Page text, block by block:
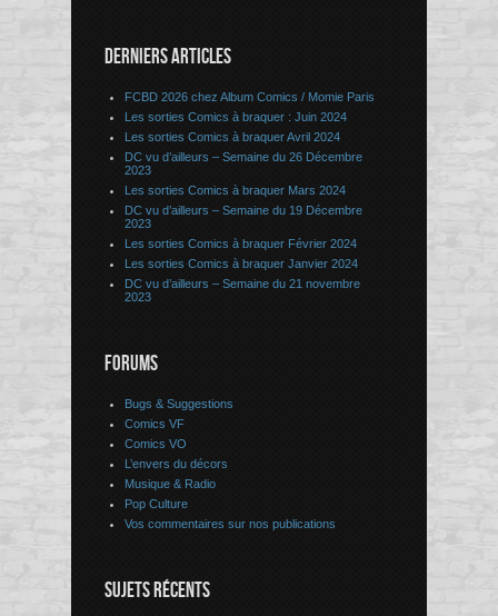
DERNIERS ARTICLES
FCBD 2026 chez Album Comics / Momie Paris
Les sorties Comics à braquer : Juin 2024
Les sorties Comics à braquer Avril 2024
DC vu d’ailleurs – Semaine du 26 Décembre
2023
Les sorties Comics à braquer Mars 2024
DC vu d’ailleurs – Semaine du 19 Décembre
2023
Les sorties Comics à braquer Février 2024
Les sorties Comics à braquer Janvier 2024
DC vu d’ailleurs – Semaine du 21 novembre
2023
FORUMS
Bugs & Suggestions
Comics VF
Comics VO
L’envers du décors
Musique & Radio
Pop Culture
Vos commentaires sur nos publications
SUJETS RÉCENTS